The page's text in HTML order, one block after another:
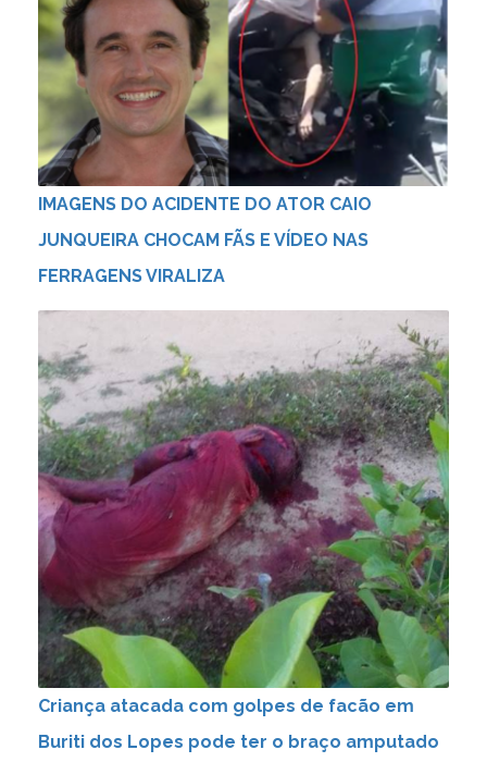
IMAGENS DO ACIDENTE DO ATOR CAIO
JUNQUEIRA CHOCAM FÃS E VÍDEO NAS
FERRAGENS VIRALIZA
Criança atacada com golpes de facão em
Buriti dos Lopes pode ter o braço amputado